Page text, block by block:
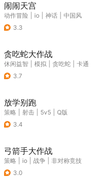
闹闹天宫
动作冒险 io 神话
中国风
3.3
贪吃蛇大作战
休闲益智 模拟 贪吃蛇
卡通
3.7
放学别跑
策略 射击 5v5
Q版
3.4
弓箭手大作战
策略 io 战争
非对称竞技
3.0